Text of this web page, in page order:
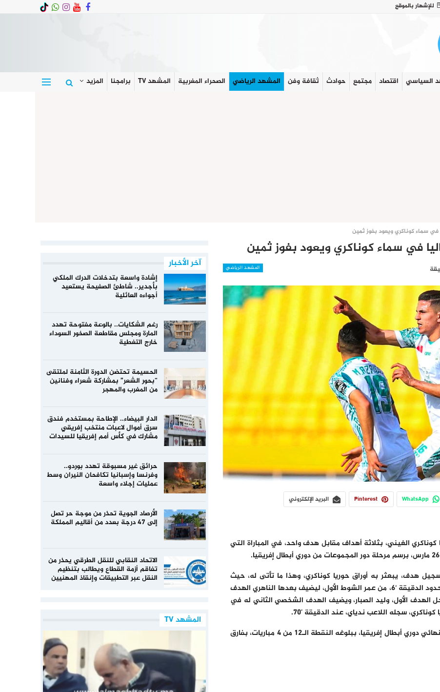
للإشهار بالموقع
السياسي اقتصاد مجتمع حوادث ثقافة وفن المشهد الرياضي الصحراء المغربية المشهد TV برامجنا المزيد
في سماء كوناكري ويعود بفوز ثمين
في سماء كوناكري ويعود بفوز ثمين
المشهد الرياضي
WhatsApp
Pinterest البريد الإلكتروني
الغيني، بثلاثة أهداف مقابل هدف واحد، في المباراة التي
هدف، يبعثر به أوراق حوريا كوناكري، وهذا ما تأتى له، حيث
تمكن وليد الصبار، من تسجيل أولى أهداف الرجاء عند حدود الدقيقة ‘6، من عمر الشوط الأول، ليضيف بعدها الناهري الهدف
حرة، في الدقيقة ’42، ليعود سجل الهدف الأول، وليد الصبار، ويضيف الهدف الشخصي الثاني له في
كوناكري، سجله اللاعب ندياي، عند الدقيقة ’70.
بهذه النتيجة يضمن الرجاء الرياضي رسميا إلى دور ربع نهائي دوري أبطال إفريقيا، ببلوغه النقطة الـ12 من 4 مباريات، بفارق
آخر الأخبار
إشادة واسعة بتدخلات الدرك الملكي
بأجدير.. شاطئ الصفيحة يستعيد
أجواءه العائلية
رغم الشكايات.. بالوعة مفتوحة تهدد
المارة ومجلس مقاطعة الصخور السوداء
خارج التغطية
الحسيمة تحتضن الدورة الثامنة لملتقى
“بحور الشعر” بمشاركة شعراء وفنانين
من المغرب والمهجر
الدار البيضاء.. الإطاحة بمستخدم فندق
سرق أموال لاعبات منتخب إفريقي
مشارك في كأس أمم إفريقيا للسيدات
حرائق غير مسبوقة تهدد بوردو..
وفرنسا وإسبانيا تكافحان النيران وسط
عمليات إجلاء واسعة
الأرصاد الجوية تحذر من موجة حر تصل
إلى 47 درجة بعدد من أقاليم المملكة
الاتحاد النقابي للنقل الطرقي يحذر من
تفاقم أزمة القطاع ويطالب بتنظيم
النقل عبر التطبيقات وإنقاذ المهنيين
المشهد TV